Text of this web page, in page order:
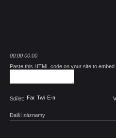
00:00 00:00
Paste this HTML code on your site to embed.
Sdílet: Facebook
TwitterE-mail
Další záznamy